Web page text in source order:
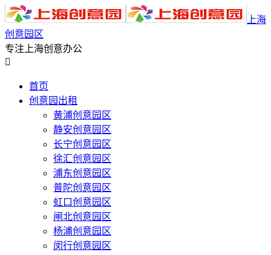
上海
创意园区
专注上海创意办公

首页
创意园出租
黄浦创意园区
静安创意园区
长宁创意园区
徐汇创意园区
浦东创意园区
普陀创意园区
虹口创意园区
闸北创意园区
杨浦创意园区
闵行创意园区